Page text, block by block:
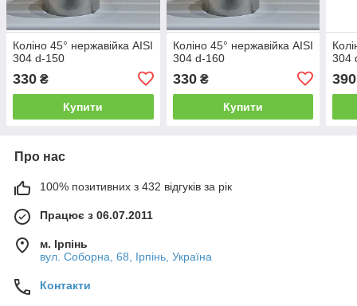
Коліно 45° нержавійка AISI
304 d-150
330 ₴
Купити
Коліно 45° нержавійка AISI
304 d-160
330₴
Купити
304
390
Про нас
100% позитивних з 432 відгуків за рік
Працює з 06.07.2011
м. Ірпінь
вул. Соборна, 68, Ірпінь, Україна
Контакти